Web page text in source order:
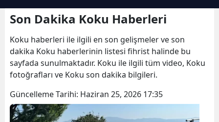
Son Dakika Koku Haberleri
Koku haberleri ile ilgili en son gelişmeler ve son
dakika Koku haberlerinin listesi fihrist halinde bu
sayfada sunulmaktadır. Koku ile ilgili tüm video, Koku
fotoğrafları ve Koku son dakika bilgileri.
Güncelleme Tarihi: Haziran 25, 2026 17:35